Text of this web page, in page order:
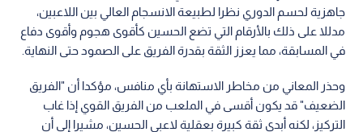
جاهزية لحسم الدوري نظرا لطبيعة الانسجام العالي بين اللاعبين،
مدللا على ذلك بالأرقام التي تضع الحسين كأقوى هجوم وأقوى دفاع
في المسابقة، مما يعزز الثقة بقدرة الفريق على الصمود حتى النهاية.
وحذر المعاني من مخاطر الاستهانة بأي منافس، مؤكدا أن "الفريق
الضعيف" قد يكون أقسى في الملعب من الفريق القوي إذا غاب
التركيز، لكنه أبدى ثقة كبيرة بعقلية لاعبي الحسين، مشيرا إلى أن